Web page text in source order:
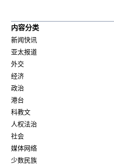
内容分类
新闻快讯
亚太报道
外交
经济
政治
港台
科教文
人权法治
社会
媒体网络
少数民族